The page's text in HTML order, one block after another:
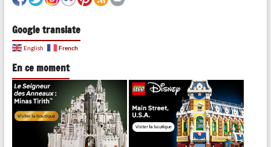
Google translate
English French
En ce moment